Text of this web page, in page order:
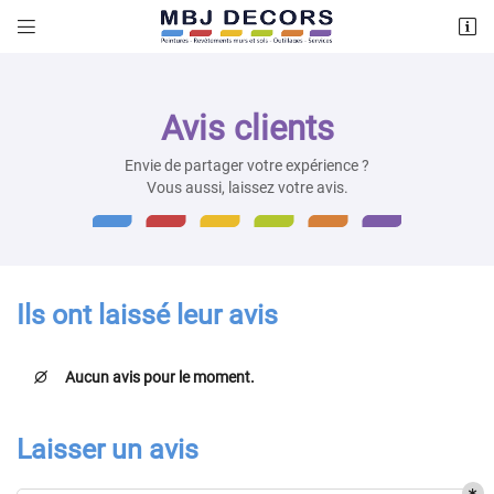
 
64 Bis Rue des graviers
Rafraîchir le captcha
Avis clients
Envie de partager votre expérience ?
Vous aussi, laissez votre avis.
Ils ont laissé leur avis
 Aucun avis pour le moment.
Laisser un avis